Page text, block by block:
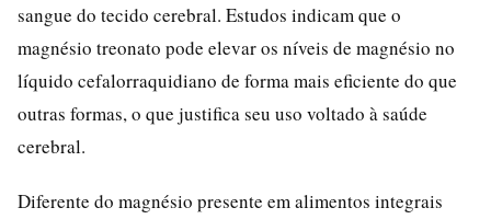
sangue do tecido cerebral. Estudos indicam que o
magnésio treonato pode elevar os níveis de magnésio no
líquido cefalorraquidiano de forma mais eficiente do que
outras formas, o que justifica seu uso voltado à saúde
cerebral.
Diferente do magnésio presente em alimentos integrais